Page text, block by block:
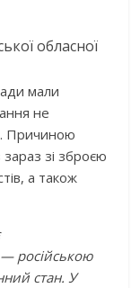
обласної
мали
не
Причиною
зі зброєю
а також
російською
стан. У